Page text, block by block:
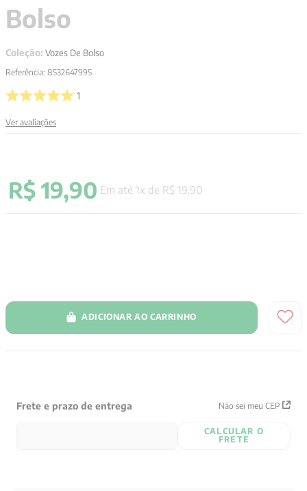
Bolso
Coleção: Vozes De Bolso
Referência: 8532647995
1
Ver avaliações
R$ 19,90 Em até 1x de R$ 19 90
ADICIONAR AO CARRINHO
Frete e prazo de entrega Não sei meu CEP
CALCULAR O
FRETE
5º byung chul han
7